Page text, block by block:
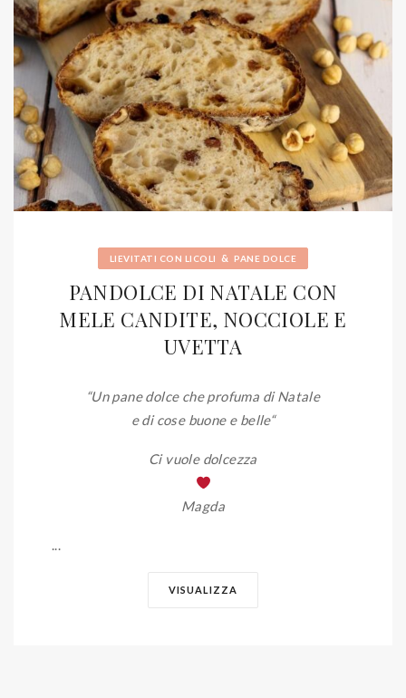
LIEVITATI CON LICOLI & PANE DOLCE
PANDOLCE DI NATALE CON
MELE CANDITE, NOCCIOLE E
UVETTA
“Un pane dolce che profuma di Natale
e di cose buone e belle“
Ci vuole dolcezza
Magda
...
VISUALIZZA